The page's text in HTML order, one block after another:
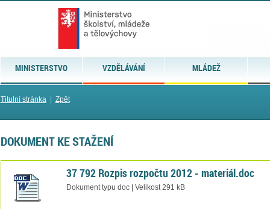
MINISTERSTVO VZDĚLÁVÁNÍ MLÁDEŽ
Titulní stránka| Zpět
DOKUMENT KE STAŽENÍ
37 792 Rozpis rozpočtu 2012 - materiál.doc
Dokument typu doc | Velikost 291 kB